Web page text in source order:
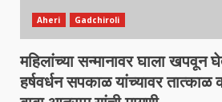
Aheri Gadchiroli
महिलांच्या सन्मानावर घाला खपवून
हर्षवर्धन सपकाळ यांच्यावर तात्काळ